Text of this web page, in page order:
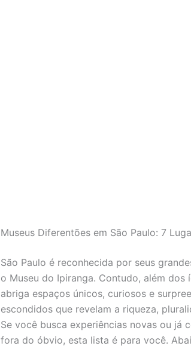
Museus Diferentões em São Paulo: 7
São Paulo é reconhecida por seus
o Museu do Ipiranga. Contudo, além
abriga espaços únicos, curiosos e
escondidos que revelam a riqueza,
Se você busca experiências novas ou já
fora do óbvio, esta lista é para você.